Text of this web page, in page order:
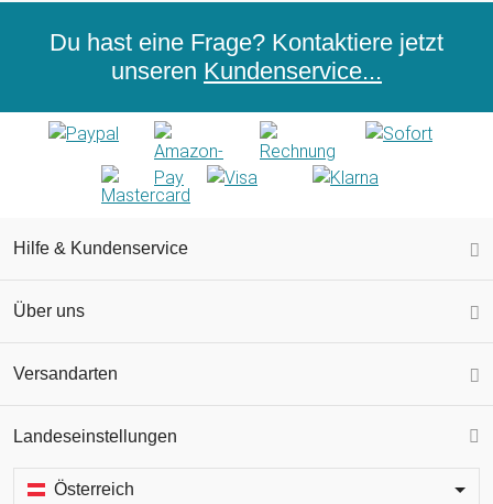
Du hast eine Frage? Kontaktiere jetzt
unseren Kundenservice...
Hilfe & Kundenservice
Über uns
Versandarten
Landeseinstellungen
Österreich